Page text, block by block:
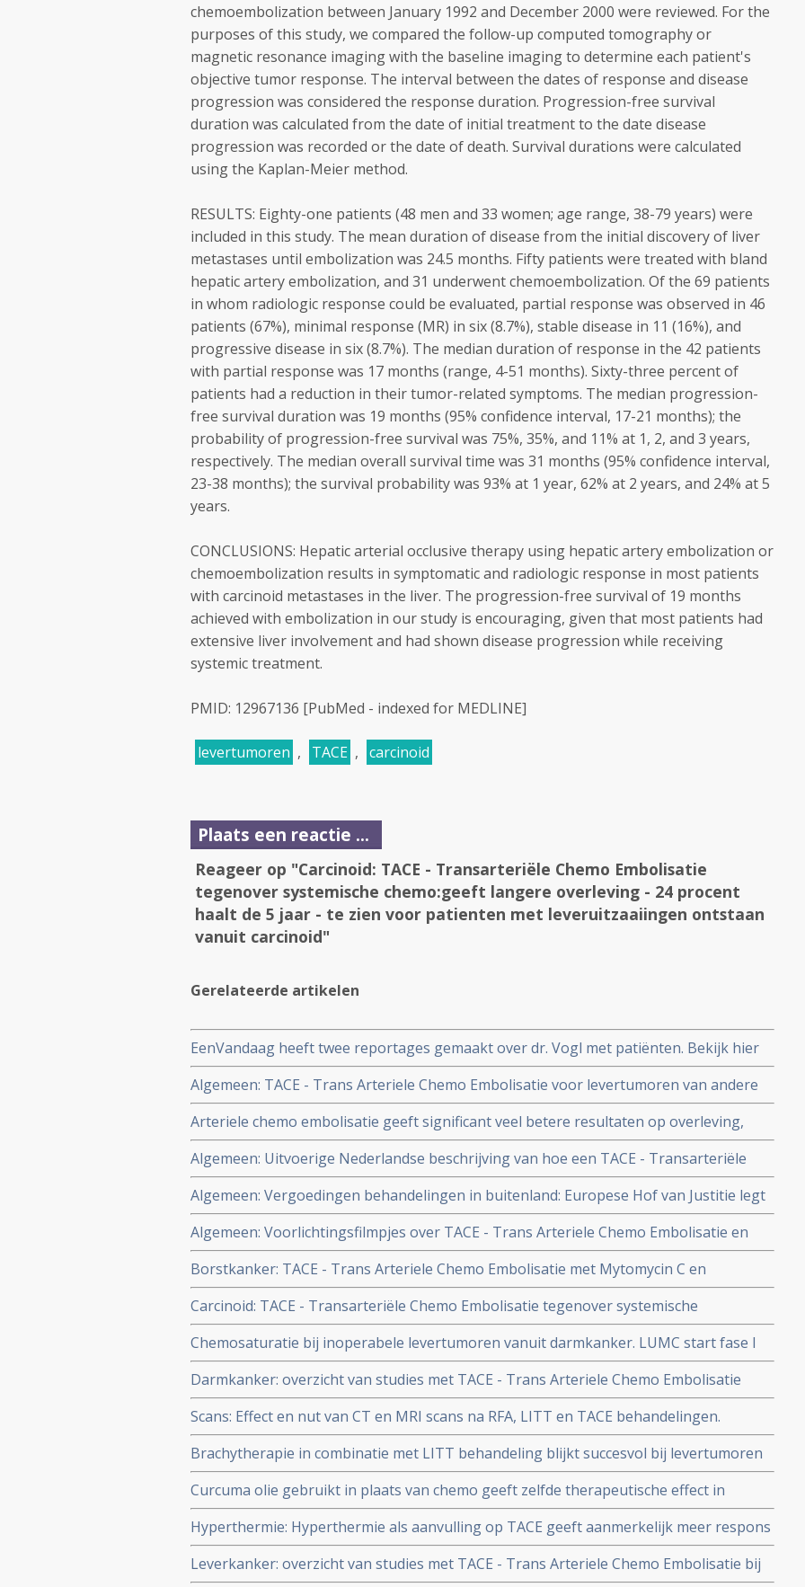
chemoembolization between January 1992 and December 2000 were reviewed. For the
purposes of this study, we compared the follow-up computed tomography or
magnetic resonance imaging with the baseline imaging to determine each patient's
objective tumor response. The interval between the dates of response and disease
progression was considered the response duration. Progression-free survival
duration was calculated from the date of initial treatment to the date disease
progression was recorded or the date of death. Survival durations were calculated
using the Kaplan-Meier method.
RESULTS: Eighty-one patients (48 men and 33 women; age range, 38-79 years) were
included in this study. The mean duration of disease from the initial discovery of liver
metastases until embolization was 24.5 months. Fifty patients were treated with bland
hepatic artery embolization, and 31 underwent chemoembolization. Of the 69 patients
in whom radiologic response could be evaluated, partial response was observed in 46
patients (67%), minimal response (MR) in six (8.7%), stable disease in 11 (16%), and
progressive disease in six (8.7%). The median duration of response in the 42 patients
with partial response was 17 months (range, 4-51 months). Sixty-three percent of
patients had a reduction in their tumor-related symptoms. The median progression-
free survival duration was 19 months (95% confidence interval, 17-21 months); the
probability of progression-free survival was 75%, 35%, and 11% at 1, 2, and 3 years,
respectively. The median overall survival time was 31 months (95% confidence interval,
23-38 months); the survival probability was 93% at 1 year, 62% at 2 years, and 24% at 5
years.
CONCLUSIONS: Hepatic arterial occlusive therapy using hepatic artery embolization or
chemoembolization results in symptomatic and radiologic response in most patients
with carcinoid metastases in the liver. The progression-free survival of 19 months
achieved with embolization in our study is encouraging, given that most patients had
extensive liver involvement and had shown disease progression while receiving
systemic treatment.
PMID: 12967136 [PubMed - indexed for MEDLINE]
levertumoren , TACE , carcinoid
Plaats een reactie ...
Reageer op "Carcinoid: TACE - Transarteriële Chemo Embolisatie
tegenover systemische chemo:geeft langere overleving - 24 procent
haalt de 5 jaar - te zien voor patienten met leveruitzaaiingen ontstaan
vanuit carcinoid"
Gerelateerde artikelen
EenVandaag heeft twee reportages gemaakt over dr. Vogl met patiënten. Bekijk hier
de reportages van 14 juni 2011 en 13 augustus 2013
Algemeen: TACE - Trans Arteriele Chemo Embolisatie voor levertumoren van andere
vormen van kanker dan darmkanker nu ook in Nederland mogelijk
Arteriele chemo embolisatie geeft significant veel betere resultaten op overleving,
progressie vrije tijd en kwaliteit van leven dan systemische chemo bij patienten met
darmkanker met uitzaaiingen in de lever
Algemeen: Uitvoerige Nederlandse beschrijving van hoe een TACE - Transarteriële
chemo-embolisatie - precies werkt.
Algemeen: Vergoedingen behandelingen in buitenland: Europese Hof van Justitie legt
per 12 april 2005 rechten vast op behandelingen in andere landen van ernstig zieke
patiënten aan de hand van proces van kankerpatiënt
Algemeen: Voorlichtingsfilmpjes over TACE - Trans Arteriele Chemo Embolisatie en
LITT en behandelingen in het buitenland
Borstkanker: TACE - Trans Arteriele Chemo Embolisatie met Mytomycin C en
Gemcitabine samen bewijst significant langere overlevingstijd bij leveruitzaaiïngen
vanuit borstkanker aldus nieuwste studie resultaten van dr. Vogl.
Carcinoid: TACE - Transarteriële Chemo Embolisatie tegenover systemische
chemo:geeft langere overleving - 24 procent haalt de 5 jaar - te zien voor patienten
met leveruitzaaiingen ontstaan vanuit carcinoid
Chemosaturatie bij inoperabele levertumoren vanuit darmkanker. LUMC start fase I
studie voor max. 34 patienten copy 1
Darmkanker: overzicht van studies met TACE - Trans Arteriele Chemo Embolisatie
voor levertumoren ontstaan vanuit vormen van darmkanker
Scans: Effect en nut van CT en MRI scans na RFA, LITT en TACE behandelingen.
Brachytherapie in combinatie met LITT behandeling blijkt succesvol bij levertumoren
aldus fase II studie.
Curcuma olie gebruikt in plaats van chemo geeft zelfde therapeutische effect in
vergelijking in gebruik bij HAI - is Arteriële toediening, maar in vergelijking met TACE
langere overlevingstijd en betere kwaliteit van leven.
Hyperthermie: Hyperthermie als aanvulling op TACE geeft aanmerkelijk meer respons
- van 7% naar 40% - en 1 partiële remissie zonder hyperthermie tegenover 4 in
hyperthermie groep blijkt uit gerandomiseerde studie.
Leverkanker: overzicht van studies met TACE - Trans Arteriele Chemo Embolisatie bij